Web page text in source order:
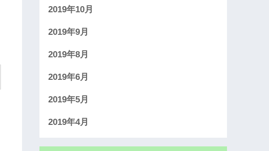
2019年10月
2019年9月
2019年8月
2019年6月
2019年5月
2019年4月